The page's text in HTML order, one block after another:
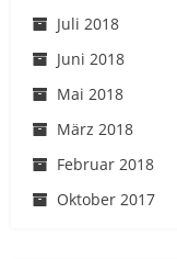
Juli 2018
Juni 2018
Mai 2018
März 2018
Februar 2018
Oktober 2017